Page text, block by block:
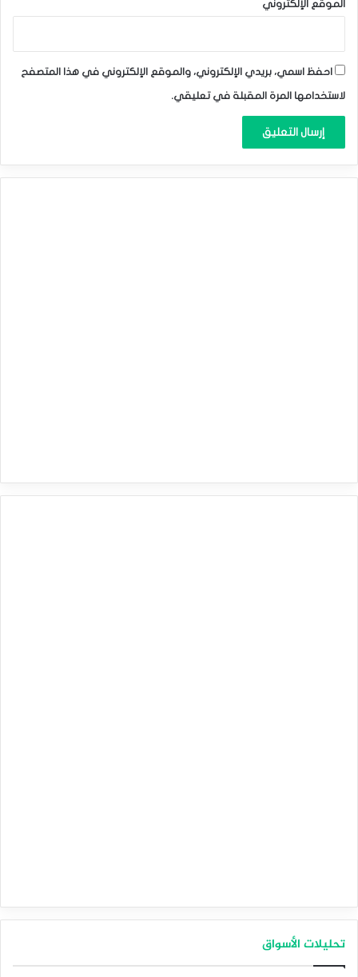
مؤشر ستاندرد آند بورز
الموقع الإلكتروني
احفظ اسمي، بريدي الإلكتروني، والموقع الإلكتروني في هذا المتصفح
لاستخدامها المرة المقبلة في تعليقي.
تحليلات الأسواق